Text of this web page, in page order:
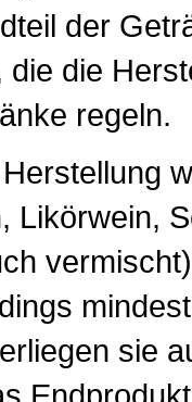
der
die
regeln.
Likörwein,
sie